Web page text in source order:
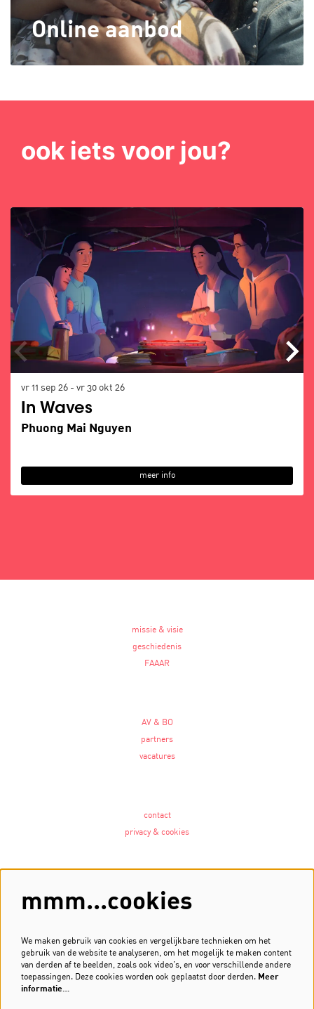
Online aanbod
ook iets voor jou?
In Waves
Phuong Mai Nguyen
vr 11 sep 26 - vr 30 okt 26
meer info
missie & visie
geschiedenis
FAAAR
AV & BO
partners
vacatures
contact
privacy & cookies
Meld je aan voor de nieuwsbrief
Inschrijven
mmm...cookies
We maken gebruik van cookies en vergelijkbare technieken om het
gebruik van de website te analyseren, om het mogelijk te maken content
van derden af te beelden, zoals ook video’s, en voor verschillende andere
toepassingen. Deze cookies worden ook geplaatst door derden. Meer
informatie…